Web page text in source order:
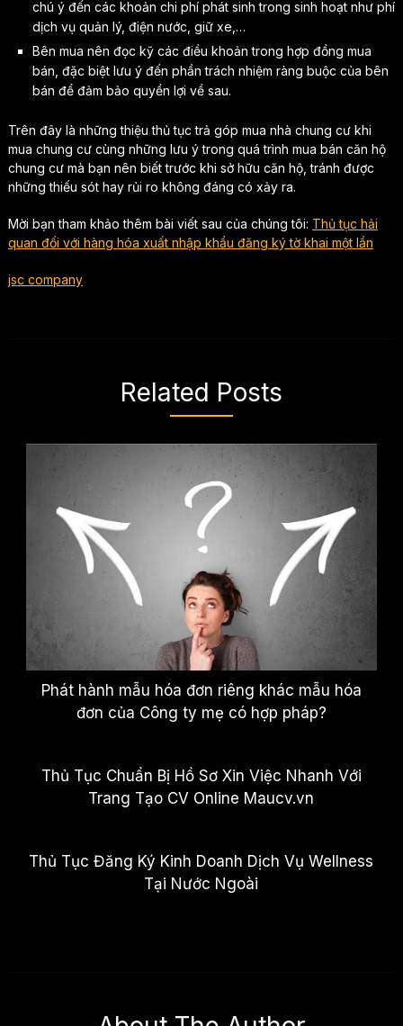
chú ý đến các khoản chi phí phát sinh trong sinh hoạt như phí
dịch vụ quản lý, điện nước, giữ xe,…
Bên mua nên đọc kỹ các điều khoản trong hợp đồng mua
bán, đặc biệt lưu ý đến phần trách nhiệm ràng buộc của bên
bán để đảm bảo quyền lợi về sau.
Trên đây là những thiệu thủ tục trả góp mua nhà chung cư khi
mua chung cư cùng những lưu ý trong quá trình mua bán căn hộ
chung cư mà bạn nên biết trước khi sở hữu căn hộ, tránh được
những thiếu sót hay rủi ro không đáng có xảy ra.
Mời bạn tham khảo thêm bài viết sau của chúng tôi: Thủ tục hải
quan đối với hàng hóa xuất nhập khẩu đăng ký tờ khai một lần
jsc company
Related Posts
Phát hành mẫu hóa đơn riêng khác mẫu hóa
đơn của Công ty mẹ có hợp pháp?
Thủ Tục Chuẩn Bị Hồ Sơ Xin Việc Nhanh Với
Trang Tạo CV Online Maucv.vn
Thủ Tục Đăng Ký Kinh Doanh Dịch Vụ Wellness
Tại Nước Ngoài